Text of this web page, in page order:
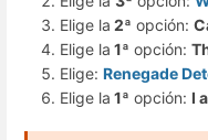
Elige la 2ª opción:
Elige la 1ª opción:
Elige: Renegade
Elige la 1ª opción: I